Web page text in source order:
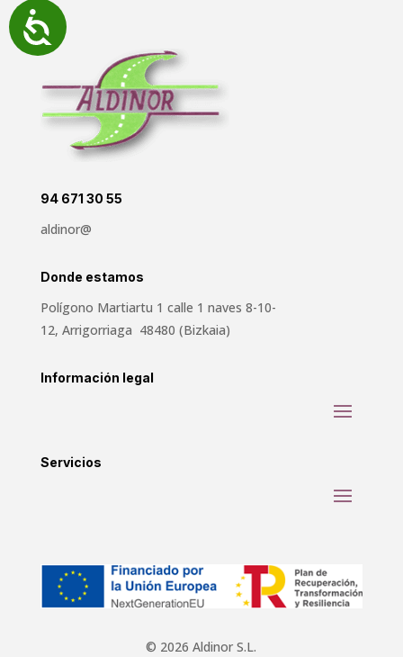
Accesibilidad
94 671 30 55
aldinor@
Donde estamos
Polígono Martiartu 1 calle 1 naves 8-10-
12, Arrigorriaga 48480 (Bizkaia)
Información legal
Servicios
© 2026 Aldinor S.L.